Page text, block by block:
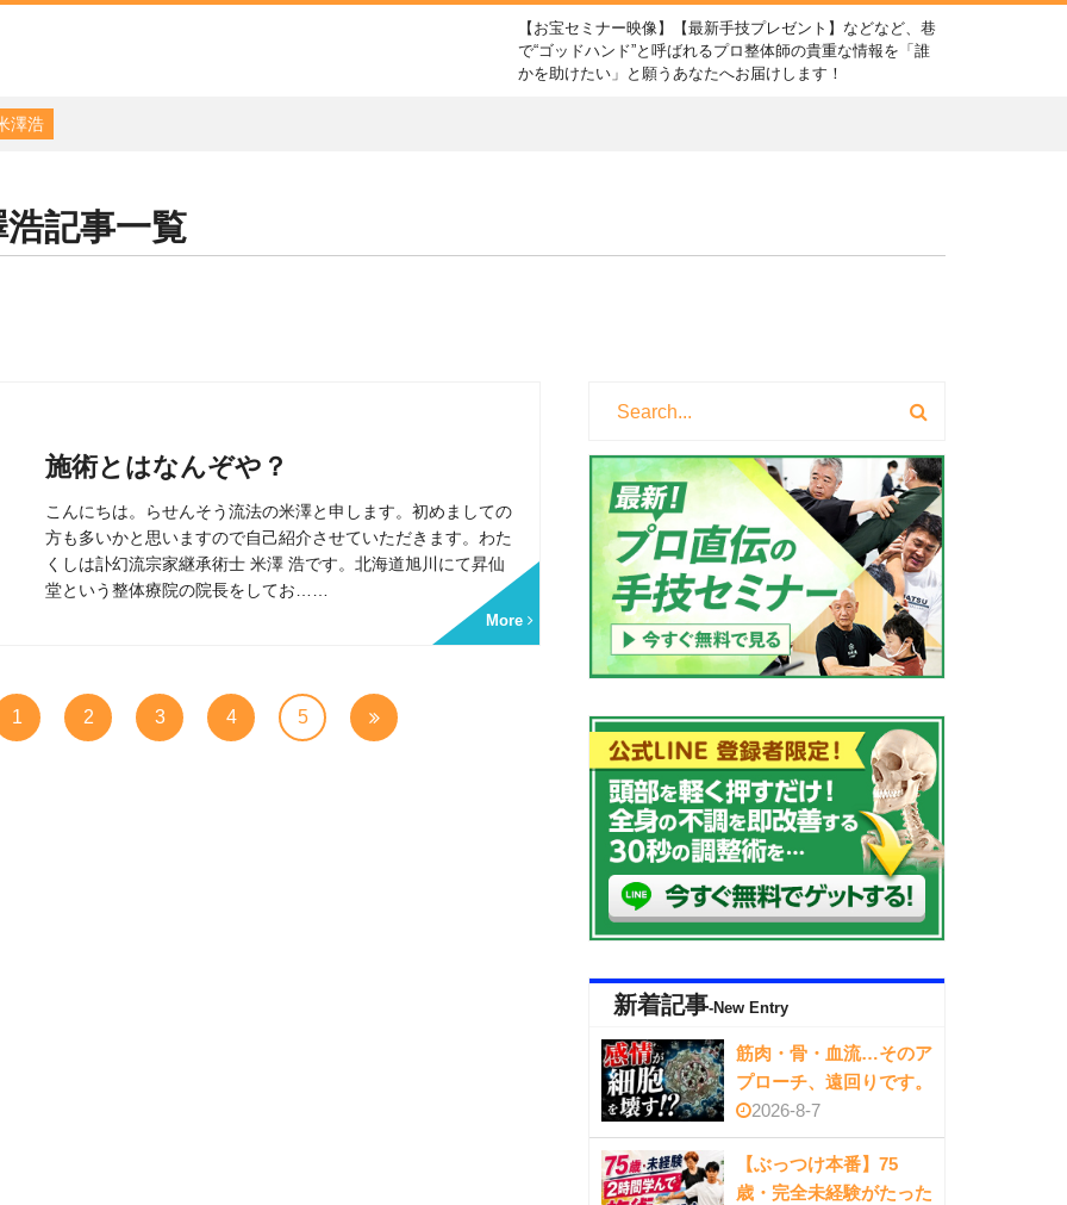
【お宝セミナー映像】【最新手技プレゼント】などなど、巷
で“ゴッドハンド”と呼ばれるプロ整体師の貴重な情報を「誰
かを助けたい」と願うあなたへお届けします！
澤浩
浩記事一覧
施術とはなんぞや？
こんにちは。らせんそう流法の米澤と申します。初めましての
方も多いかと思いますので自己紹介させていただきます。わた
くしは訃幻流宗家継承術士 米澤 浩です。北海道旭川にて昇仙
堂という整体療院の院長をしてお……
More
1 2 3 4 5
新着記事-New Entry
筋肉・骨・血流…そのア
プローチ、遠回りです。
2026-8-7
【ぶっつけ本番】75
歳・完全未経験がたった